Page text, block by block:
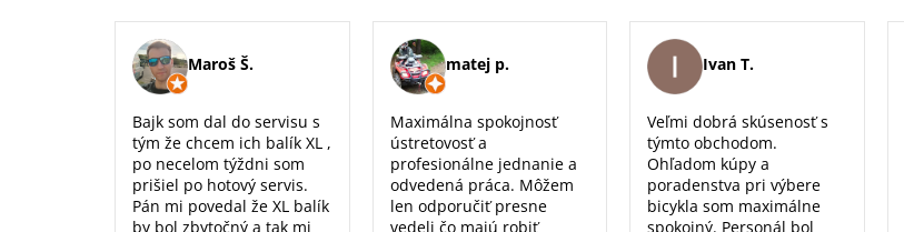
Maroš Š.
Bajk som dal do servisu s
tým že chcem ich balík XL ,
po necelom týždni som
prišiel po hotový servis.
Pán mi povedal že XL balík
by bol zbytočný a tak mi
matej p.
Maximálna spokojnosť
ústretovosť a
profesionálne jednanie a
odvedená práca. Môžem
len odporučiť presne
vedeli čo majú robiť
Ivan T.
Veľmi dobrá skúsenosť s
týmto obchodom.
Ohľadom kúpy a
poradenstva pri výbere
bicykla som maximálne
spokojný. Personál bol